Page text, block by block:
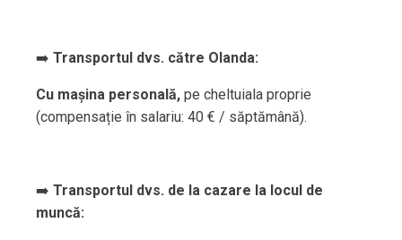
➡️ Transportul dvs. către Olanda:
Cu mașina personală, pe cheltuiala proprie
(compensație în salariu: 40 € / săptămână).
➡️ Transportul dvs. de la cazare la locul de
muncă: